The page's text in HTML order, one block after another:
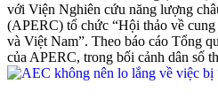
với Viện Nghiên cứu năng lượng
(APERC) tổ chức “Hội thảo về
và Việt Nam”. Theo báo cáo Tổng
của APERC, trong bối cảnh dân số